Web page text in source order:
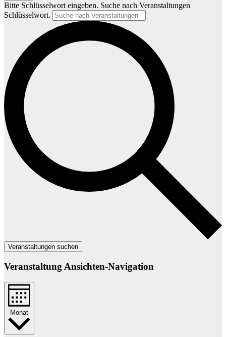
Bitte Schlüsselwort eingeben. Suche nach Veranstaltungen
Schlüsselwort.
Veranstaltungen suchen
Veranstaltung Ansichten-Navigation
Monat